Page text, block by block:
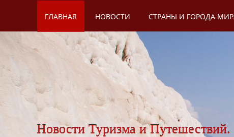
Новости Туризма и Путешествий.
ГЛАВНАЯ НОВОСТИ СТРАНЫ И ГОРОДА